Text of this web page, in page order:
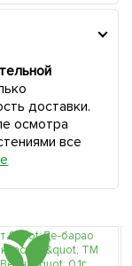
доставки.
осмотра
все